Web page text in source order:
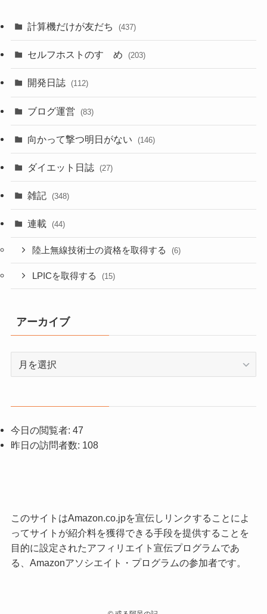
計算機だけが友だち (437)
セルフホストのすゝめ (203)
開発日誌 (112)
ブログ運営 (83)
向かって撃つ明日がない (146)
ダイエット日誌 (27)
雑記 (348)
連載 (44)
陸上無線技術士の資格を取得する (6)
LPICを取得する (15)
アーカイブ
今日の閲覧者: 47
昨日の訪問者数: 108
このサイトはAmazon.co.jpを宣伝しリンクすることによ
ってサイトが紹介料を獲得できる手段を提供することを
目的に設定されたアフィリエイト宣伝プログラムであ
る、Amazonアソシエイト・プログラムの参加者です。